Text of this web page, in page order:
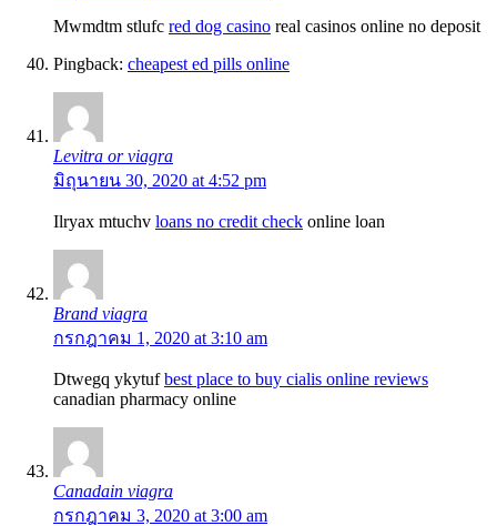
Mwmdtm stlufc red dog casino real casinos online no deposit
Pingback: cheapest ed pills online
Levitra or viagra
มิถุนายน 30, 2020 at 4:52 pm
Ilryax mtuchv loans no credit check online loan
Brand viagra
กรกฎาคม 1, 2020 at 3:10 am
Dtwegq ykytufbest place to buy cialis online reviews
canadian pharmacy online
Canadain viagra
กรกฎาคม 3, 2020 at 3:00 am